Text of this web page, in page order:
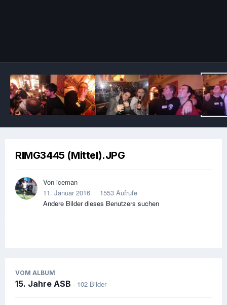
RIMG3445 (Mittel).JPG
Von iceman
11. Januar 2016
1553 Aufrufe
Andere Bilder dieses Benutzers suchen
VOM ALBUM
15. Jahre ASB · 102 Bilder